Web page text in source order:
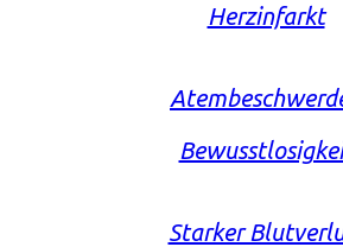
Herzinfarkt
Starker